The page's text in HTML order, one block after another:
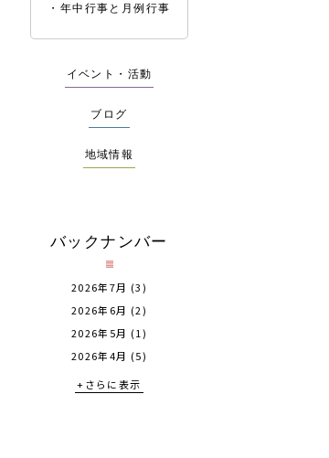
年中行事と月例行事
イベント・活動
ブログ
地域情報
バックナンバー
2026年7月 (3)
2026年6月 (2)
2026年5月 (1)
2026年4月 (5)
+さらに表示